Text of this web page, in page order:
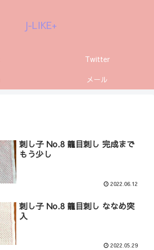
J-LIKE+
Twitter
メール
刺し子 No.8 籠目刺し 完成まで
もう少し
2022.06.12
刺し子 No.8 籠目刺し ななめ突
入
2022.05.29